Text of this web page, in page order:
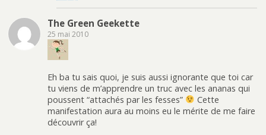
The Green Geekette
25 mai 2010
Eh ba tu sais quoi, je suis aussi ignorante que toi car
tu viens de m’apprendre un truc avec les ananas qui
poussent “attachés par les fesses”
Cette
manifestation aura au moins eu le mérite de me faire
découvrir ça!